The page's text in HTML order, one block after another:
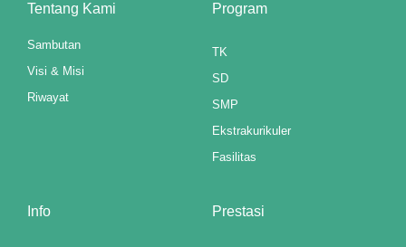
Tentang Kami
Sambutan
Visi & Misi
Riwayat
Program
TK
SD
SMP
Ekstrakurikuler
Fasilitas
Info Prestasi